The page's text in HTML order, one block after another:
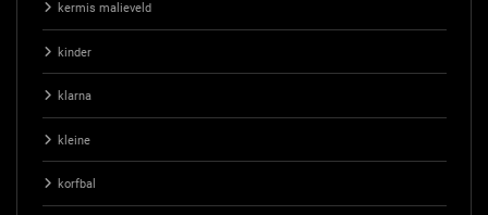
kermis malieveld
kinder
klarna
kleine
korfbal